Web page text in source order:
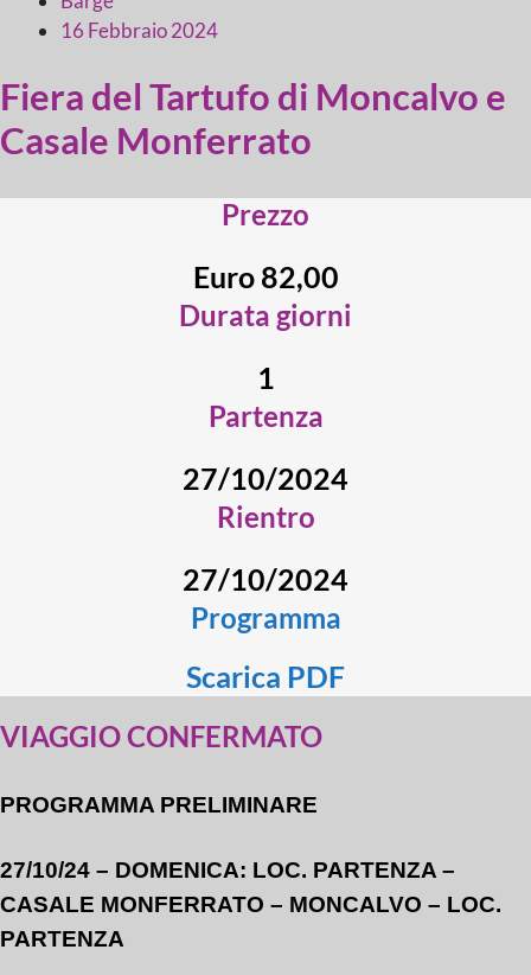
16 Febbraio 2024
Fiera del Tartufo di Moncalvo e
Casale Monferrato
Prezzo
Euro 82,00
Durata giorni
1
Partenza
27/10/2024
Rientro
27/10/2024
Programma
Scarica PDF
VIAGGIO CONFERMATO
PROGRAMMA PRELIMINARE
27/10/24 – DOMENICA: LOC. PARTENZA –
CASALE MONFERRATO – MONCALVO – LOC.
PARTENZA